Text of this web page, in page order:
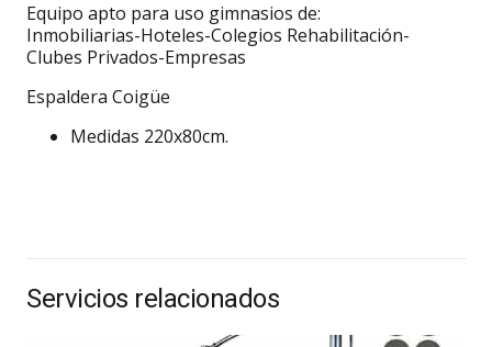
Equipo apto para uso gimnasios de:
Inmobiliarias-Hoteles-Colegios Rehabilitación-
Clubes Privados-Empresas
Espaldera Coigüe
Medidas 220x80cm.
Servicios relacionados